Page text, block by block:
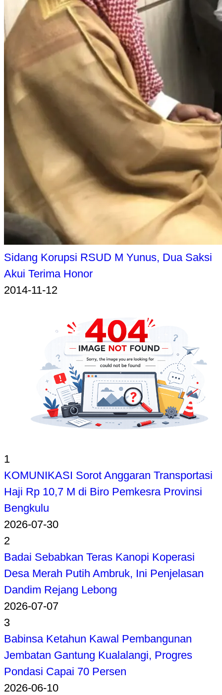
Sidang Korupsi RSUD M Yunus, Dua Saksi
Akui Terima Honor
2014-11-12
1
KOMUNIKASI Sorot Anggaran Transportasi
Haji Rp 10,7 M di Biro Pemkesra Provinsi
Bengkulu
2026-07-30
2
Badai Sebabkan Teras Kanopi Koperasi
Desa Merah Putih Ambruk, Ini Penjelasan
Dandim Rejang Lebong
2026-07-07
3
Babinsa Ketahun Kawal Pembangunan
Jembatan Gantung Kualalangi, Progres
Pondasi Capai 70 Persen
2026-06-10